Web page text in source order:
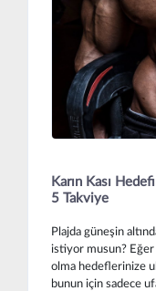
Karın Kası
5 Takviye
Plajda güneşin
istiyor musun? Eğer
olma hedeflerinize
bunun için sadece